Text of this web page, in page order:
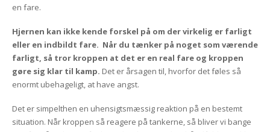
en fare.
Hjernen kan ikke kende forskel på om der virkelig er farligt
eller en indbildt fare. Når du tænker på noget som værende
farligt, så tror kroppen at det er en real fare og kroppen
gøre sig klar til kamp. Det er årsagen til, hvorfor det føles så
enormt ubehageligt, at have angst.
Det er simpelthen en uhensigtsmæssig reaktion på en bestemt
situation. Når kroppen så reagere på tankerne, så bliver vi bange